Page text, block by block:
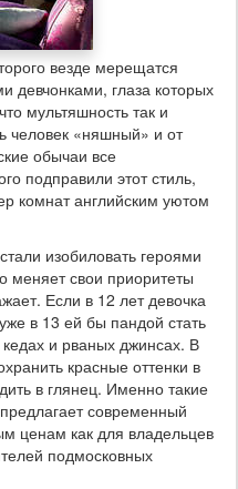
везде мерещатся
девчонками, глаза которых
мультяшность так и
человек «няшный» и от
обычаи все
подправили этот стиль,
комнат английским уютом
изобиловать героями
меняет свои приоритеты
Если в 12 лет девочка
в 13 ей бы пандой стать
и рваных джинсах. В
красные оттенки в
в глянец. Именно такие
предлагает современный
ценам как для владельцев
подмосковных